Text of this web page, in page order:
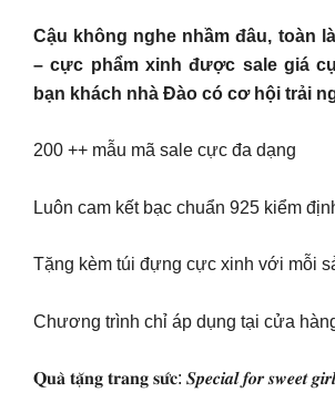
Cậu không nghe nhầm đâu, toàn
– cực phẩm xinh được sale giá
bạn khách nhà Đào có cơ hội trải
200 ++ mẫu mã sale cực đa dạng
Luôn cam kết bạc chuẩn 925 kiểm
Tặng kèm túi đựng cực xinh với mỗi
Chương trình chỉ áp dụng tại cửa
𝐐𝐮𝐚̀ 𝐭𝐚̣̆𝐧𝐠 𝐭𝐫𝐚𝐧𝐠 𝐬𝐮̛́𝐜: 𝑺𝒑𝒆𝒄𝒊𝒂𝒍 𝒇𝒐𝒓 𝒔𝒘𝒆𝒆𝒕